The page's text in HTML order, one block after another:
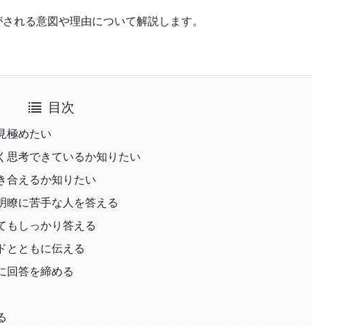
れる意図や理由について解説します。
目次
極めたい
考できているか知りたい
えるか知りたい
に苦手な人を答える
しっかり答える
ともに伝える
答を締める